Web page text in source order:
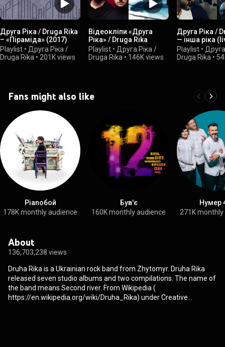
Друга Ріка / Druga Rika
– «Піраміда» (2017)
Playlist • Друга Ріка /
Druga Rika • 201K views
Biдеокліпи «Друга
Ріка» / Druga Rika
Playlist • Друга Ріка /
Druga Rika • 146K views
Друга Ріка /
— інша ріка
Playlist •
Druga Rika •
Fans might also like
Pianoбой
178K monthly audience
Був'є
160K monthly audience
Нумер
271K
About
136,703,238 views
Druha Rika is a Ukrainian rock band from Zhytomyr. Druha Rika
released seven studio albums and two compilations. The name of
the band means Second river. From Wikipedia (
https://en.wikipedia.org/wiki/Druha_Rika) under Creative